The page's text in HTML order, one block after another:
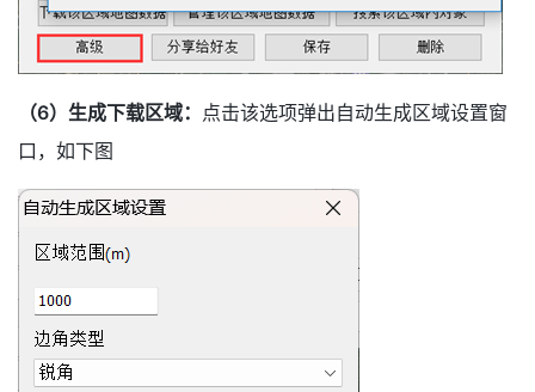
（6）生成下载区域： 点击该选项弹出自动生成区域设置窗
口，如下图